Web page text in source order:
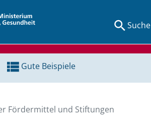
Suche
Gute Beispiele
Fördermittel und Stiftungen